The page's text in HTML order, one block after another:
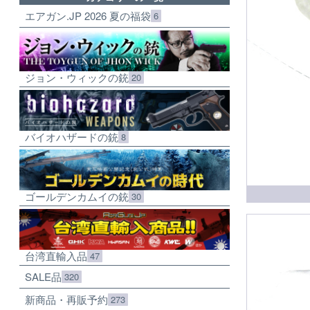
エアガン.JP 2026 夏の福袋 6
ジョン・ウィックの銃 20
バイオハザードの銃 8
ゴールデンカムイの銃 30
台湾直輸入品 47
SALE品 320
新商品・再販予約 273